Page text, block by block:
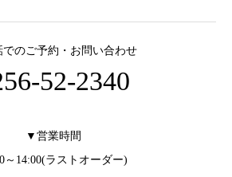
でのご予約・お問い合わせ
52-2340
▼営業時間
～14:00(ラストオーダー)